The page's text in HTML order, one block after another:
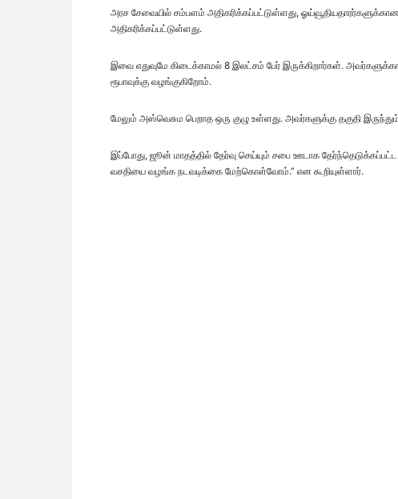
அரச சேவையில் சம்பளம் அதிகரிக்கப்பட்டுள்ளது,
அதிகரிக்கப்பட்டுள்ளது.
இவை எதுவுமே கிடைக்காமல் 8 இலட்சம் பேர் இருக்கிறார்கள்.
ரூபாவுக்கு வழங்குகிறோம்.
மேலும் அஸ்வெசும பெறாத ஒரு குழு உள்ளது. அவர்களுக்கு தகுதி
இப்போது, ​​ஜூன் மாதத்தில் தேர்வு செய்யும் சபை ஊடாக
வசதியை வழங்க நடவடிக்கை மேற்கொள்வோம்.” என கூறியுள்ளார்.